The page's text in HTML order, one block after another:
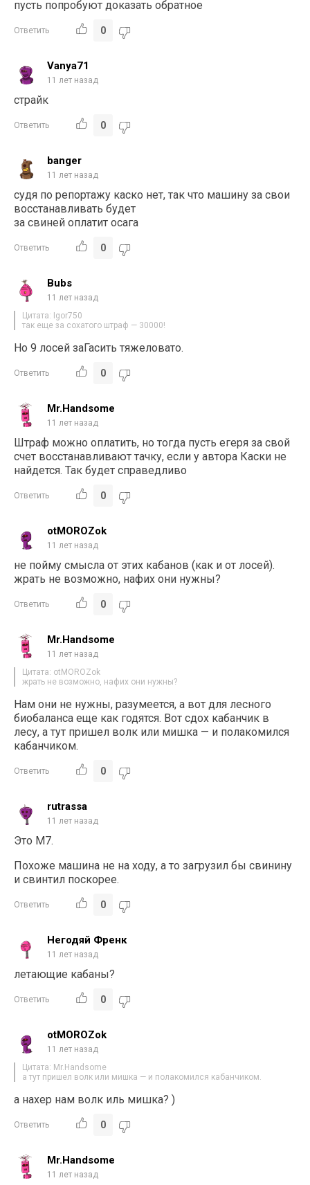
пусть попробуют доказать обратное
Ответить 0
Vanya71
11 лет назад
страйк
Ответить 0
banger
11 лет назад
судя по репортажу каско нет, так что машину за свои
восстанавливать будет
за свиней оплатит осага
Ответить 0
Bubs
11 лет назад
Цитата: Igor750
так еще за сохатого штраф — 30000!
Но 9 лосей заГасить тяжеловато.
Ответить 0
Mr.Handsome
11 лет назад
Штраф можно оплатить, но тогда пусть егеря за свой
счет восстанавливают тачку, если у автора Каски не
найдется. Так будет справедливо
Ответить 0
otMOROZok
11 лет назад
не пойму смысла от этих кабанов (как и от лосей).
жрать не возможно, нафих они нужны?
Ответить 0
Mr.Handsome
11 лет назад
Цитата: otMOROZok
жрать не возможно, нафих они нужны?
Нам они не нужны, разумеется, а вот для лесного
биобаланса еще как годятся. Вот сдох кабанчик в
лесу, а тут пришел волк или мишка — и полакомился
кабанчиком.
Ответить 0
rutrassa
11 лет назад
Это М7.
Похоже машина не на ходу, а то загрузил бы свинину
и свинтил поскорее.
Ответить 0
Негодяй Френк
11 лет назад
летающие кабаны?
Ответить 0
otMOROZok
11 лет назад
Цитата: Mr.Handsome
а тут пришел волк или мишка — и полакомился кабанчиком.
а нaxep нам волк иль мишка? )
Ответить 0
Mr.Handsome
11 лет назад